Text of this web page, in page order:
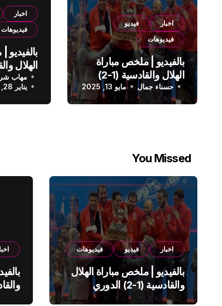
اخبار
فيديو
فيديوهات
بالفيديو | ملخص مباراة
الهلال والقادسية (1-2)
الدوري السعودي
حسناء جمال مايو 13, 2025
اخبار
فيديوهات
الدوري
مهاب
يناير 28, 2025
You Missed
اخبار فيديو فيديوهات
بالفيديو | ملخص مباراة الهلال
والقادسية (1-2) الدوري
السعودي